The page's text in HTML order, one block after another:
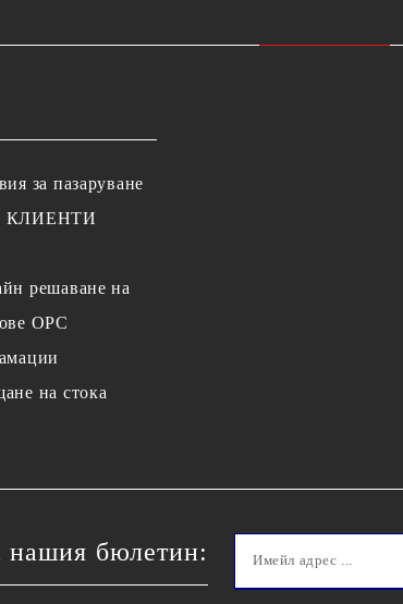
за пазаруване
КЛИЕНТИ
решаване на
OPC
на стока
нашия бюлетин: